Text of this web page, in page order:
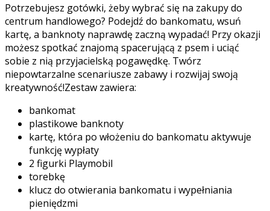
Potrzebujesz gotówki, żeby wybrać się na zakupy do
centrum handlowego? Podejdź do bankomatu, wsuń
kartę, a banknoty naprawdę zaczną wypadać! Przy okazji
możesz spotkać znajomą spacerującą z psem i uciąć
sobie z nią przyjacielską pogawędkę. Twórz
niepowtarzalne scenariusze zabawy i rozwijaj swoją
kreatywność!Zestaw zawiera:
bankomat
plastikowe banknoty
kartę, która po włożeniu do bankomatu aktywuje
funkcję wypłaty
2 figurki Playmobil
torebkę
klucz do otwierania bankomatu i wypełniania
pieniędzmi